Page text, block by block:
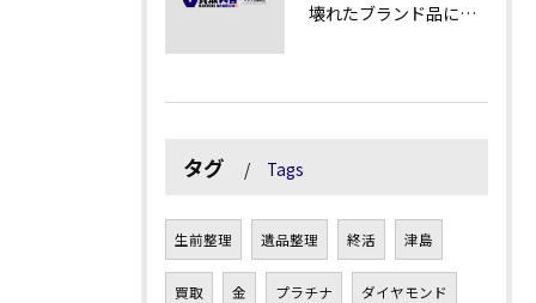
壊れたブランド品にも価値がつく理由とは
タグ Tags
生前整理 遺品整理 終活 津島
買取 金 プラチナ ダイヤモンド